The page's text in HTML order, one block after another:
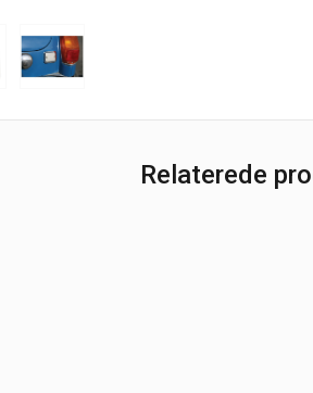
Relaterede